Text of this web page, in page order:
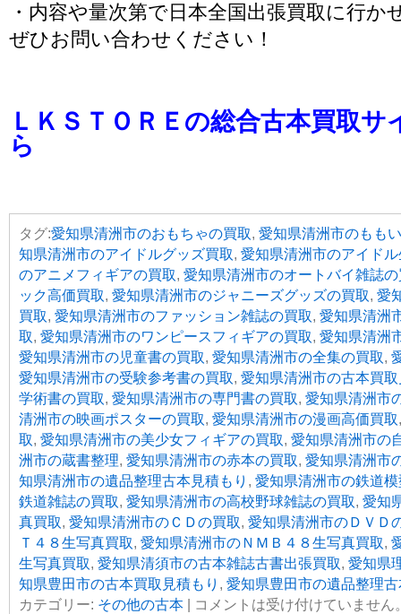
・内容や量次第で日本全国出張買取に行
ぜひお問い合わせください！
ＬＫＳＴＯＲＥの総合古本買取サ
ら
タグ:愛知県清洲市のおもちゃの買取, 愛知県清洲市のもも
知県清洲市のアイドルグッズ買取, 愛知県清洲市のアイド
のアニメフィギアの買取, 愛知県清洲市のオートバイ雑誌
ック高価買取, 愛知県清洲市のジャニーズグッズの買取, 愛
買取, 愛知県清洲市のファッション雑誌の買取, 愛知県清洲
取, 愛知県清洲市のワンピースフィギアの買取, 愛知県清洲
愛知県清洲市の児童書の買取, 愛知県清洲市の全集の買取,
愛知県清洲市の受験参考書の買取, 愛知県清洲市の古本買
学術書の買取, 愛知県清洲市の専門書の買取, 愛知県清洲市
清洲市の映画ポスターの買取, 愛知県清洲市の漫画高価買取
取, 愛知県清洲市の美少女フィギアの買取, 愛知県清洲市の
洲市の蔵書整理, 愛知県清洲市の赤本の買取, 愛知県清洲市
知県清洲市の遺品整理古本見積もり , 愛知県清洲市の鉄道
鉄道雑誌の買取, 愛知県清洲市の高校野球雑誌の買取, 愛知
真買取, 愛知県清洲市のＣＤの買取, 愛知県清洲市のＤＶＤ
Ｔ４８生写真買取, 愛知県清洲市のＮＭＢ４８生写真買取,
生写真買取, 愛知県清須市の古本雑誌古書出張買取, 愛知県
知県豊田市の古本買取見積もり , 愛知県豊田市の遺品整理
カテゴリー: その他の古本 コメントは受け付けていません